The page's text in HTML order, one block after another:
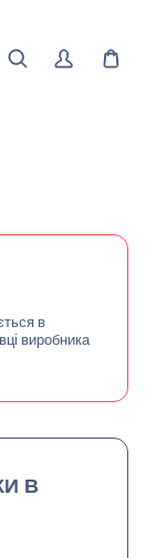
в
виробника
В